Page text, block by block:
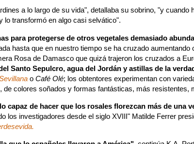
a lo largo de su vida", detallaba su sobrino, "y cuando
lo transformó en algo casi selvático".
para protegerse de otros vegetales demasiado
hasta que en nuestro tiempo se ha cruzado aumentando
Rosa de Damasco que quizá trajeron los cruzados a
Santo Sepulcro, agua del Jordán y astillas de la
o Café Olé; los obtentores experimentan con
de colores soñados y formas fantásticas, más resistentes,
capaz de hacer que los rosales florezcan más de una
los investigadores desde el siglo XVIII" Matilde Ferrer